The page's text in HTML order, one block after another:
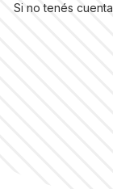
Si no tenés cuenta,